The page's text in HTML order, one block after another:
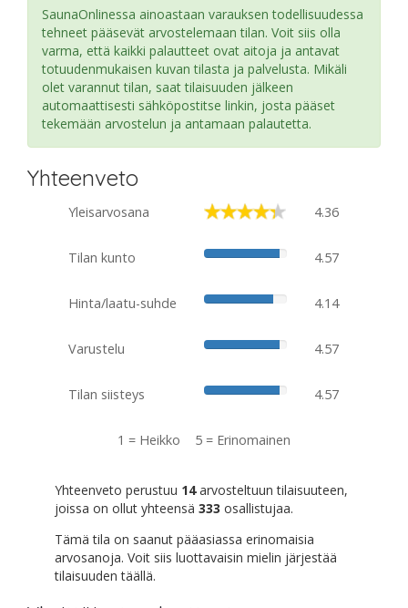
SaunaOnlinessa ainoastaan varauksen todellisuudessa
tehneet pääsevät arvostelemaan tilan. Voit siis olla
varma, että kaikki palautteet ovat aitoja ja antavat
totuudenmukaisen kuvan tilasta ja palvelusta. Mikäli
olet varannut tilan, saat tilaisuuden jälkeen
automaattisesti sähköpostitse linkin, josta pääset
tekemään arvostelun ja antamaan palautetta.
Yhteenveto
Yleisarvosana 4.36
Tilan kunto 4.57
Hinta/laatu-suhde 4.14
Varustelu 4.57
Tilan siisteys 4.57
1 = Heikko 5 = Erinomainen
Yhteenveto perustuu 14arvosteltuun tilaisuuteen,
joissa on ollut yhteensä 333 osallistujaa.
Tämä tila on saanut pääasiassa erinomaisia
arvosanoja. Voit siis luottavaisin mielin järjestää
tilaisuuden täällä.